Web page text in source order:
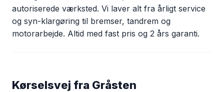
autoriserede værksted. Vi laver alt fra årligt service
og syn-klargøring til bremser, tandrem og
motorarbejde. Altid med fast pris og 2 års garanti.
Kørselsvej fra Gråsten